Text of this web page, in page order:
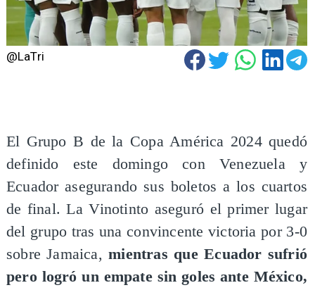
@LaTri
El Grupo B de la Copa América 2024 quedó
definido este domingo con Venezuela y
Ecuador asegurando sus boletos a los cuartos
de final. La Vinotinto aseguró el primer lugar
del grupo tras una convincente victoria por 3-0
sobre Jamaica,mientras que Ecuador sufrió
pero logró un empate sin goles ante México,